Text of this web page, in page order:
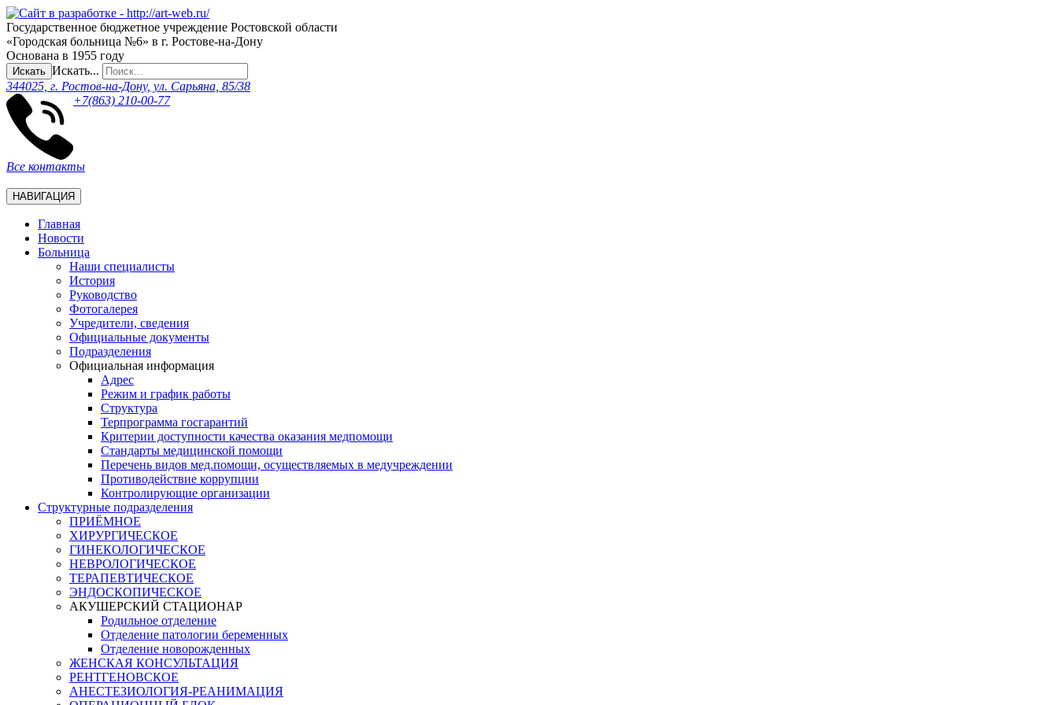
Государственное бюджетное учреждение Ростовской области
«Городская больница №6» в г. Ростове-на-Дону
Основана в 1955 году
Искать Искать...
344025, г. Ростов-на-Дону, ул. Сарьяна, 85/38
+7(863) 210-00-77
Все контакты
НАВИГАЦИЯ
Главная
Новости
Больница
Наши специалисты
История
Руководство
Фотогалерея
Учредители, сведения
Официальные документы
Подразделения
Официальная информация
Адрес
Режим и график работы
Структура
Терпрограмма госгарантий
Критерии доступности качества оказания медпомощи
​Стандарты медицинской помощи
Перечень видов мед.помощи, осуществляемых в медучреждении
Противодействие коррупции
Контролирующие организации
Структурные подразделения
ПРИЁМНОЕ
ХИРУРГИЧЕСКОЕ
ГИНЕКОЛОГИЧЕСКОЕ
НЕВРОЛОГИЧЕСКОЕ
ТЕРАПЕВТИЧЕСКОЕ
ЭНДОСКОПИЧЕСКОЕ
АКУШЕРСКИЙ СТАЦИОНАР
Родильное отделение
Отделение патологии беременных
Отделение новорожденных
ЖЕНСКАЯ КОНСУЛЬТАЦИЯ
РЕНТГЕНОВСКОЕ
АНЕСТЕЗИОЛОГИЯ-РЕАНИМАЦИЯ